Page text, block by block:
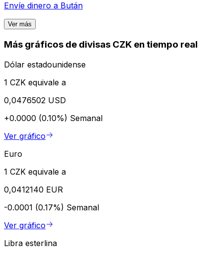
Envíe dinero a Bután
Ver más
Más gráficos de divisas CZK en tiempo real
Dólar estadounidense
1 CZK equivale a
0,0476502 USD
+0.0000 (0.10%) Semanal
Ver gráfico
Euro
1 CZK equivale a
0,0412140 EUR
-0.0001 (0.17%) Semanal
Ver gráfico
Libra esterlina